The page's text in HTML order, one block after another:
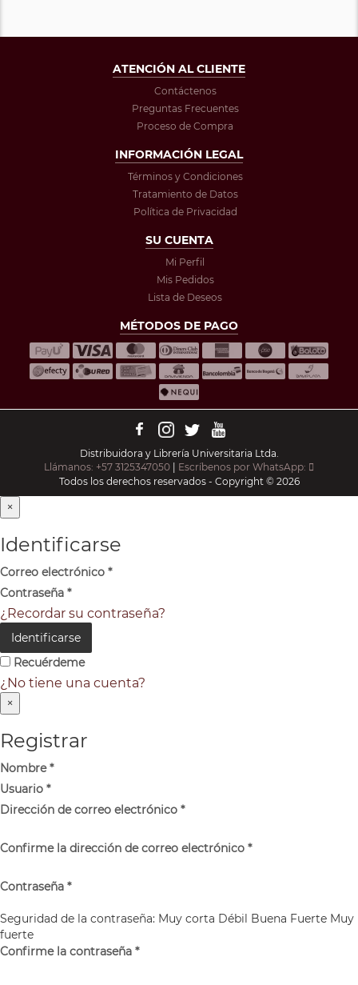
ATENCIÓN AL CLIENTE
Contáctenos
Preguntas Frecuentes
Proceso de Compra
INFORMACIÓN LEGAL
Términos y Condiciones
Tratamiento de Datos
Política de Privacidad
SU CUENTA
Mi Perfil
Mis Pedidos
Lista de Deseos
MÉTODOS DE PAGO
Distribuidora y Librería Universitaria Ltda.
Llámanos: +57 3125347050 | Escríbenos por WhatsApp:
Todos los derechos reservados - Copyright © 2026
×
Identificarse
Correo electrónico *
Contraseña *
¿Recordar su contraseña?
Identificarse
Recuérdeme
¿No tiene una cuenta?
×
Registrar
Nombre*
Usuario *
Dirección de correo electrónico *
Confirme la dirección de correo electrónico *
Contraseña *
Seguridad de la contraseña: Muy corta Débil Buena Fuerte Muy
fuerte
Confirme la contraseña *